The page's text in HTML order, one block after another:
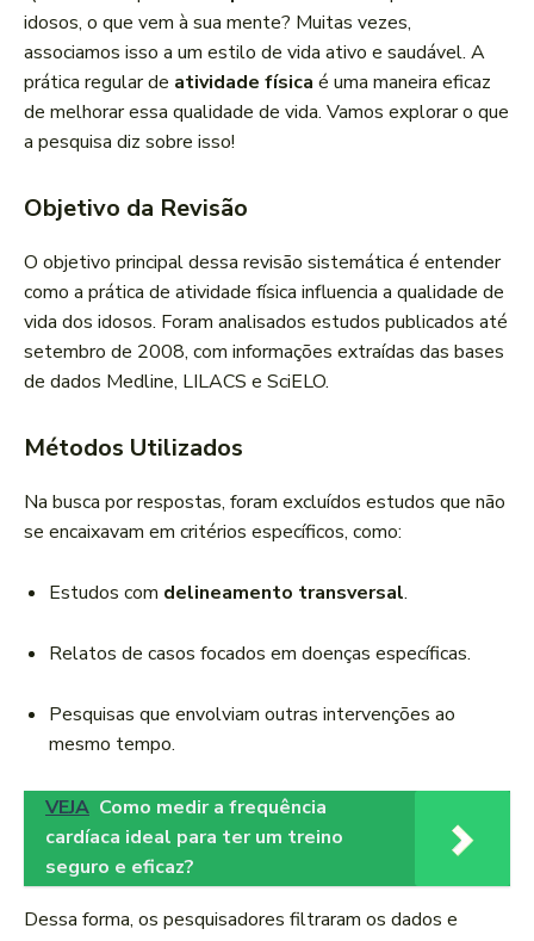
idosos, o que vem à sua mente? Muitas vezes,
associamos isso a um estilo de vida ativo e saudável. A
prática regular de atividade física é uma maneira eficaz
de melhorar essa qualidade de vida. Vamos explorar o que
a pesquisa diz sobre isso!
Objetivo da Revisão
O objetivo principal dessa revisão sistemática é entender
como a prática de atividade física influencia a qualidade de
vida dos idosos. Foram analisados estudos publicados até
setembro de 2008, com informações extraídas das bases
de dados Medline, LILACS e SciELO.
Métodos Utilizados
Na busca por respostas, foram excluídos estudos que não
se encaixavam em critérios específicos, como:
Estudos com delineamento transversal.
Relatos de casos focados em doenças específicas.
Pesquisas que envolviam outras intervenções ao
mesmo tempo.
VEJA Como medir a frequência
cardíaca ideal para ter um treino
seguro e eficaz?
Dessa forma, os pesquisadores filtraram os dados e